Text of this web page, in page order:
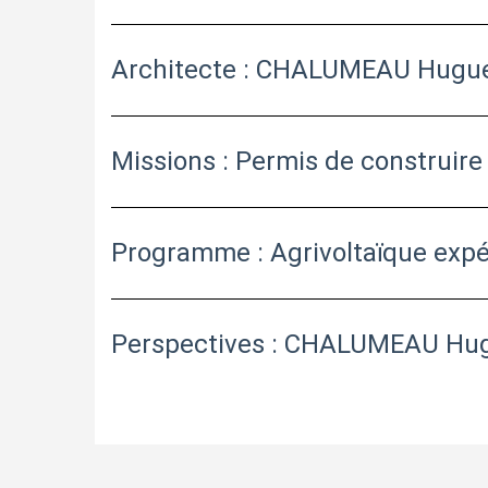
Architecte : CHALUMEAU
Missions : Permis de construire
Programme : Agrivoltaïque
Perspectives : CHALUMEAU